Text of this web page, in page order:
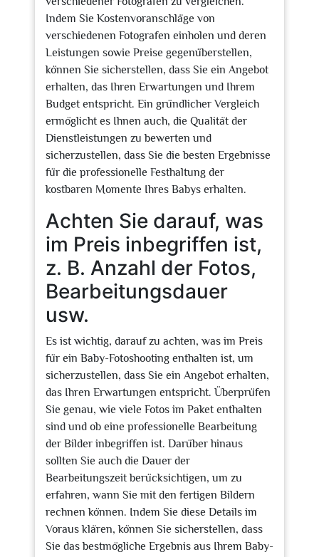
Indem Sie Kostenvoranschläge von
verschiedenen Fotografen einholen und deren
Leistungen sowie Preise gegenüberstellen,
können Sie sicherstellen, dass Sie ein Angebot
erhalten, das Ihren Erwartungen und Ihrem
Budget entspricht. Ein gründlicher Vergleich
ermöglicht es Ihnen auch, die Qualität der
Dienstleistungen zu bewerten und
sicherzustellen, dass Sie die besten Ergebnisse
für die professionelle Festhaltung der
kostbaren Momente Ihres Babys erhalten.
Achten Sie darauf, was
im Preis inbegriffen ist,
z. B. Anzahl der Fotos,
Bearbeitungsdauer
usw.
Es ist wichtig, darauf zu achten, was im Preis
für ein Baby-Fotoshooting enthalten ist, um
sicherzustellen, dass Sie ein Angebot erhalten,
das Ihren Erwartungen entspricht. Überprüfen
Sie genau, wie viele Fotos im Paket enthalten
sind und ob eine professionelle Bearbeitung
der Bilder inbegriffen ist. Darüber hinaus
sollten Sie auch die Dauer der
Bearbeitungszeit berücksichtigen, um zu
erfahren, wann Sie mit den fertigen Bildern
rechnen können. Indem Sie diese Details im
Voraus klären, können Sie sicherstellen, dass
Sie das bestmögliche Ergebnis aus Ihrem Baby-